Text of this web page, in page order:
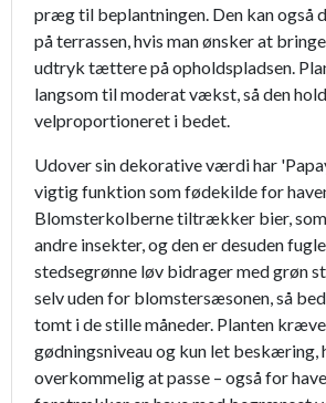
præg til beplantningen. Den kan også
på terrassen, hvis man ønsker at
udtryk tættere på opholdspladsen.
langsom til moderat vækst, så den
velproportioneret i bedet.
Udover sin dekorative værdi har
vigtig funktion som fødekilde for
Blomsterkolberne tiltrækker bier,
andre insekter, og den er desuden
stedsegrønne løv bidrager med grøn
selv uden for blomstersæsonen, så
tomt i de stille måneder. Planten
gødningsniveau og kun let beskæring,
overkommelig at passe – også for